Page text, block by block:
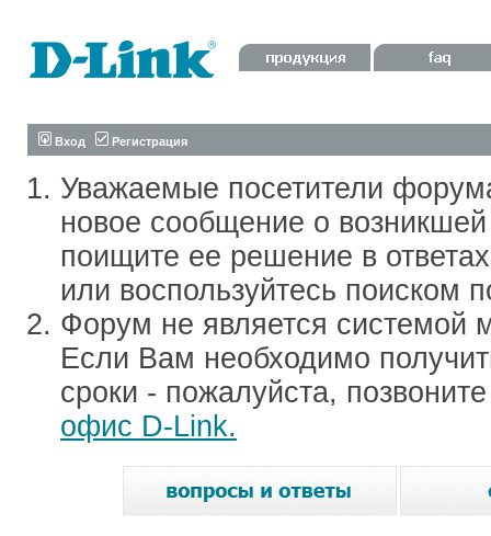
Вход Регистрация
Уважаемые посетители
новое сообщение о
поищите ее решение в
или воспользуйтесь поиском
Форум не является системой
Если Вам необходимо
сроки - пожалуйста,
офис D-Link.